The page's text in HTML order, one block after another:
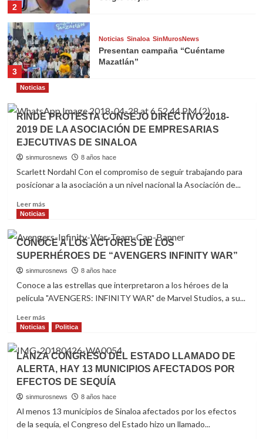
2
3
Noticias Sinaloa SinMurosNews
Presentan campaña “Cuéntame
Mazatlán”
Inseguridad golpea a empresas de
Mazatlán: Coparmex
Noticias Politica Sinaloa SinMurosNews
Seguridad, prioridad para Mazatlán:
Chollet
¿Qué hicieron esta semana los
aspirantes de Morena en Sinaloa?
2
Sin categoría
3
Presentan campaña “Cuéntame
Mazatlán”
Noticias Sinaloa SinMurosNews
Noticias
RINDE PROTESTA CONSEJO DIRECTIVO 2018-
2019 DE LA ASOCIACIÓN DE EMPRESARIAS
EJECUTIVAS DE SINALOA
sinmurosnews 8 años hace
Scarlett Nordahl Con el compromiso de seguir trabajando para
posicionar a la asociación a un nivel nacional la Asociación de...
Leer másRead
more
RINDE
PROTESTA
CONSEJO
DIRECTIVO
2018-
DE
ASOCIACIÓN
EMPRESARIAS
EJECUTIVAS
DE
SINALOA
Noticias
CONOCE A LOS ACTORES DE LOS
SUPERHÉROES DE “AVENGERS INFINITY WAR”
sinmurosnews 8 años hace
Conoce a las estrellas que interpretaron a los héroes de la
película "AVENGERS: INFINITY WAR" de Marvel Studios, a su...
Leer másRead
more
CONOCE
A
LOS
ACTORES
DE
SUPERHÉROES
DE
Noticias Politica
LANZA CONGRESO DEL ESTADO LLAMADO DE
ALERTA, HAY 13 MUNICIPIOS AFECTADOS POR
EFECTOS DE SEQUÍA
sinmurosnews 8 años hace
Al menos 13 municipios de Sinaloa afectados por los efectos
de la sequía, el Congreso del Estado hizo un llamado...